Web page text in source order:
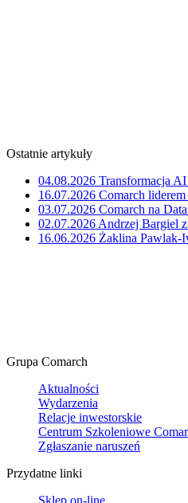
Ostatnie artykuły
04.08.2026 Transformacja
16.07.2026 Comarch
03.07.2026 Comarch na
02.07.2026 Andrzej Bargiel
16.06.2026 Żaklina Pawlak-
Grupa Comarch
Aktualności
Wydarzenia
Relacje inwestorskie
Centrum Szkoleniowe
Zgłaszanie naruszeń
Przydatne linki
Sklep on-line